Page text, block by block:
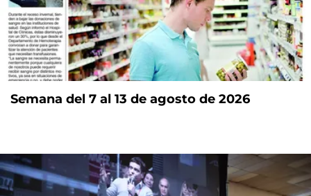
Semana del 7 al 13 de agosto de 2026